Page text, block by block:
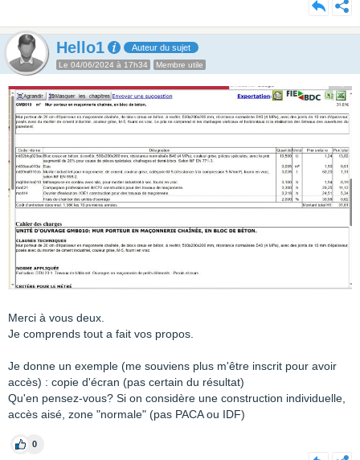
Hello1 Auteur du sujet
Le 04/06/2024 à 17h34 Membre utile
Merci à vous deux.
Je comprends tout a fait vos propos.
Je donne un exemple (me souviens plus m'être inscrit pour avoir
accès) : copie d'écran (pas certain du résultat)
Qu'en pensez-vous? Si on considère une construction individuelle,
accès aisé, zone "normale" (pas PACA ou IDF)
0